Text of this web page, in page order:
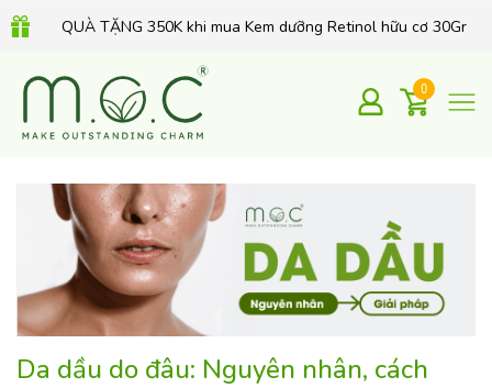
QUÀ TẶNG 350K khi mua Kem dưỡng Retinol hữu cơ 30Gr
0
Da dầu do đâu: Nguyên nhân, cách